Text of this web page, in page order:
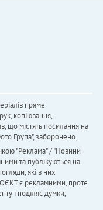
пряме
копіювання,
що містять посилання на
Група", заборонено.
"Реклама" / "Новини
та публікуються на
які в них
є рекламними, проте
і поділяє думки,